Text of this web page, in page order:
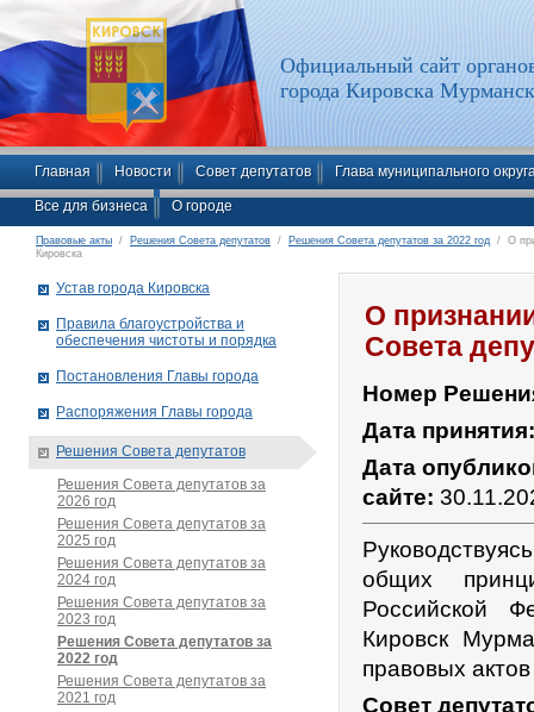
Официальный сайт
города Кировска
Главная Новости Совет депутатов Глава муниципального
Все для бизнеса О городе
Правовые акты / Решения Совета депутатов / Решения Совета депутатов за 2022 год / О
Кировска
О
Совета
Номер
Дата
Дата
сайте:
общих
Российской
Кировск
правовых
Совет
Устав города Кировска
Правила благоустройства и
обеспечения чистоты и порядка
Постановления Главы города
Распоряжения Главы города
Решения Совета депутатов
Решения Совета депутатов за
2026 год
Решения Совета депутатов за
2025 год
Решения Совета депутатов за
2024 год
Решения Совета депутатов за
2023 год
Решения Совета депутатов за
2022 год
Решения Совета депутатов за
2021 год